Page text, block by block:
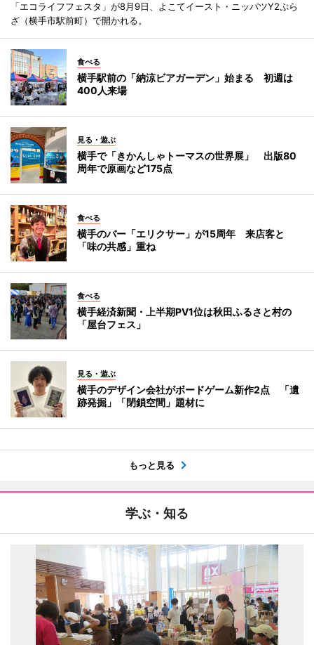
「エコライフフェスタ」が8月9日、よこてイースト・ニッパツY2ぷら
ざ（横手市駅前町）で開かれる。
食べる
横手駅前の「納涼ビアガーデン」始まる 初週は
400人来場
見る・遊ぶ
横手で「きかんしゃトーマスの世界展」 出版80
周年で原画など175点
食べる
横手のバー「エリクサー」が15周年 来店客と
「味の共感」重ね
食べる
横手経済新聞・上半期PV1位は秋田ふるさと村の
「屋台フェス」
見る・遊ぶ
横手のデザイン会社がボードゲーム新作2点 「遺
跡発掘」「閉鎖空間」題材に
もっと見る
学ぶ・知る